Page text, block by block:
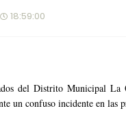
18:59:00
del Distrito Municipal La
un confuso incidente en las